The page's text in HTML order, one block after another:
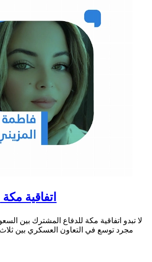
اتفاقية
لا تبدو اتفاقية مكة للدفاع المشترك بين
مجرد توسع في التعاون العسكري بين